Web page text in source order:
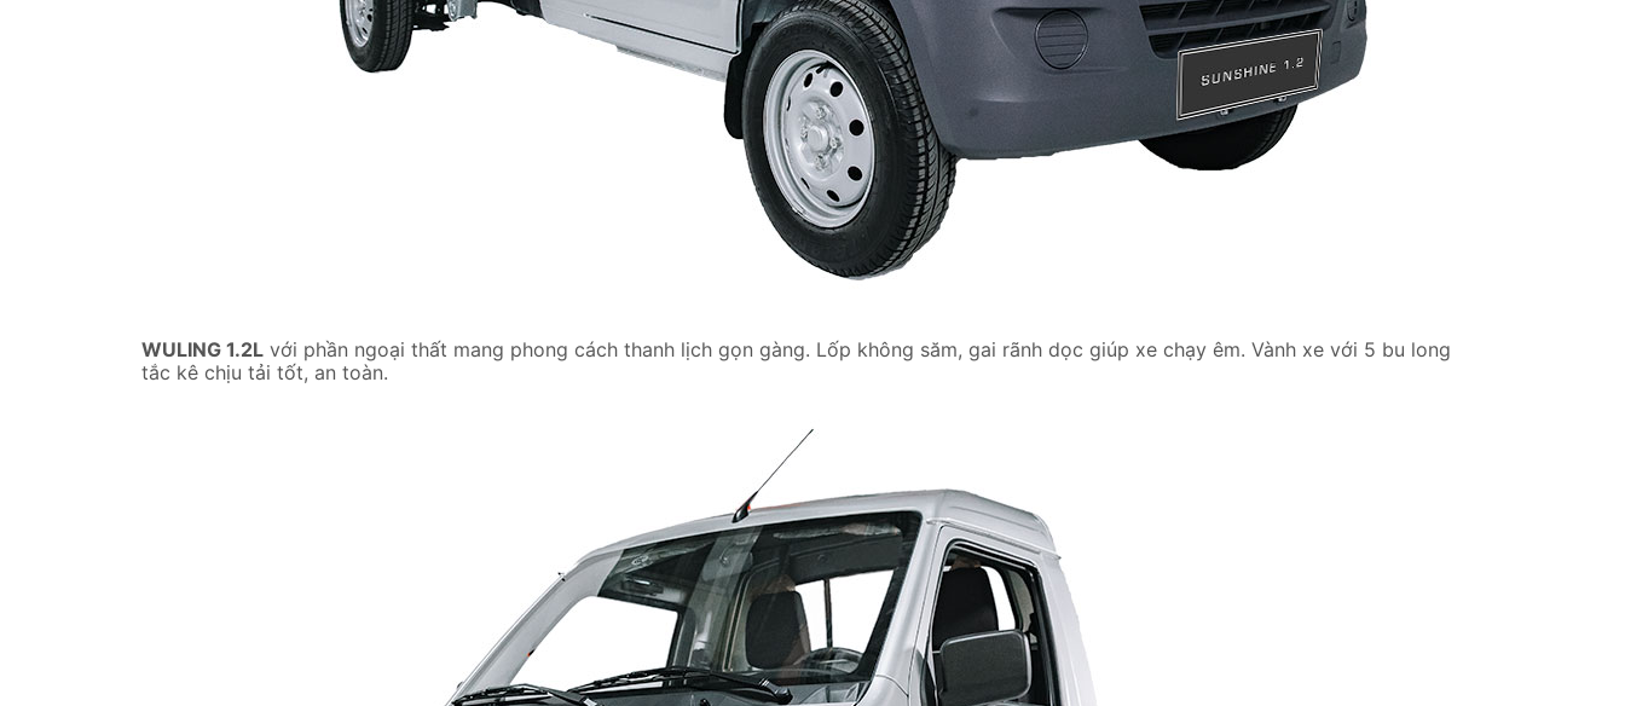
WULING 1.2L với phần ngoại thất mang phong cách thanh lịch gọn gàng. Lốp không săm, gai rãnh dọc giúp xe chạy êm. Vành xe với 5 bu long
tắc kê chịu tải tốt, an toàn.